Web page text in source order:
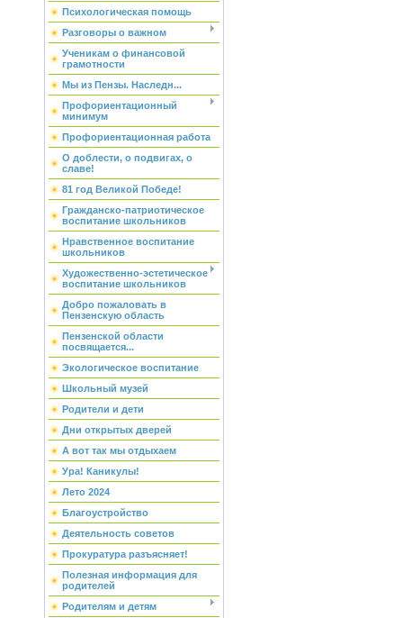
Психологическая помощь
Разговоры о важном
Ученикам о финансовой
грамотности
Мы из Пензы. Наследн...
Профориентационный
минимум
Профориентационная работа
О доблести, о подвигах, о
славе!
81 год Великой Победе!
Гражданско-патриотическое
воспитание школьников
Нравственное воспитание
школьников
Художественно-эстетическое
воспитание школьников
Добро пожаловать в
Пензенскую область
Пензенской области
посвящается...
Экологическое воспитание
Школьный музей
Родители и дети
Дни открытых дверей
А вот так мы отдыхаем
Ура! Каникулы!
Лето 2024
Благоустройство
Деятельность советов
Прокуратура разъясняет!
Полезная информация для
родителей
Родителям и детям